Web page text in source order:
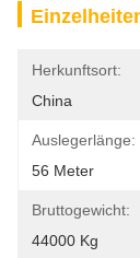
Herkunftsort:
China
Auslegerlänge:
56 Meter
Bruttogewicht:
44000 Kg